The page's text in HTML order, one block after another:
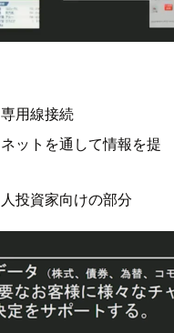
用線接続
ットを通して情報を提
投資家向けの部分